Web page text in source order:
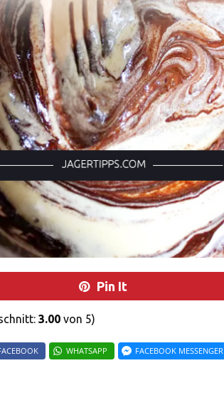
Pin It
3.00 von 5)
WHATSAPP FACEBOOK MESSENGER